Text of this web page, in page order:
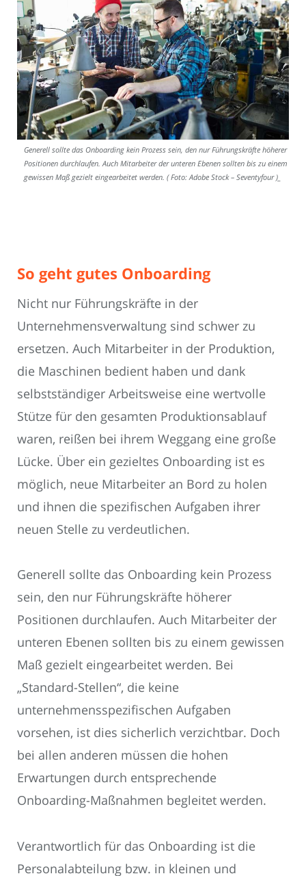
Generell sollte das Onboarding kein Prozess sein, den nur Führungskräfte höherer
Positionen durchlaufen. Auch Mitarbeiter der unteren Ebenen sollten bis zu einem
gewissen Maß gezielt eingearbeitet werden. ( Foto: Adobe Stock – Seventyfour )_
So geht gutes Onboarding
Nicht nur Führungskräfte in der
Unternehmensverwaltung sind schwer zu
ersetzen. Auch Mitarbeiter in der Produktion,
die Maschinen bedient haben und dank
selbstständiger Arbeitsweise eine wertvolle
Stütze für den gesamten Produktionsablauf
waren, reißen bei ihrem Weggang eine große
Lücke. Über ein gezieltes Onboarding ist es
möglich, neue Mitarbeiter an Bord zu holen
und ihnen die spezifischen Aufgaben ihrer
neuen Stelle zu verdeutlichen.
Generell sollte das Onboarding kein Prozess
sein, den nur Führungskräfte höherer
Positionen durchlaufen. Auch Mitarbeiter der
unteren Ebenen sollten bis zu einem gewissen
Maß gezielt eingearbeitet werden. Bei
„Standard-Stellen“, die keine
unternehmensspezifischen Aufgaben
vorsehen, ist dies sicherlich verzichtbar. Doch
bei allen anderen müssen die hohen
Erwartungen durch entsprechende
Onboarding-Maßnahmen begleitet werden.
Verantwortlich für das Onboarding ist die
Personalabteilung bzw. in kleinen und